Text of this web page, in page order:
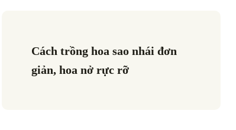
Cách trồng hoa sao nhái đơn
giản, hoa nở rực rỡ